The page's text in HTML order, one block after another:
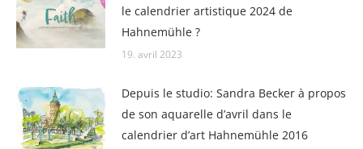
le calendrier artistique 2024 de
Hahnemühle ?
19. avril 2023
Depuis le studio: Sandra Becker à propos
de son aquarelle d’avril dans le
calendrier d’art Hahnemühle 2016